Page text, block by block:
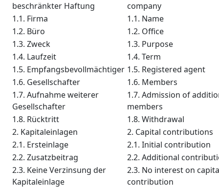
beschränkter Haftung
company
1.1. Firma
1.1. Name
1.2. Büro
1.2. Office
1.3. Zweck
1.3. Purpose
1.4. Laufzeit
1.4. Term
1.5. Empfangsbevollmächtiger 1.5. Registered agent
1.6. Gesellschafter
1.6. Members
1.7. Aufnahme weiterer
Gesellschafter
1.7. Admission of
members
1.8. Rücktritt
1.8. Withdrawal
2. Kapitaleinlagen
2. Capital contributions
2.1. Ersteinlage
2.1. Initial contribution
2.2. Zusatzbeitrag
2.2. Additional
2.3. Keine Verzinsung der
Kapitaleinlage
2.3. No interest on
contribution